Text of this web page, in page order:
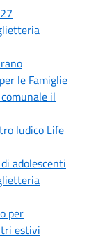
le Famiglie
il
ludico Life
adolescenti
per
estivi